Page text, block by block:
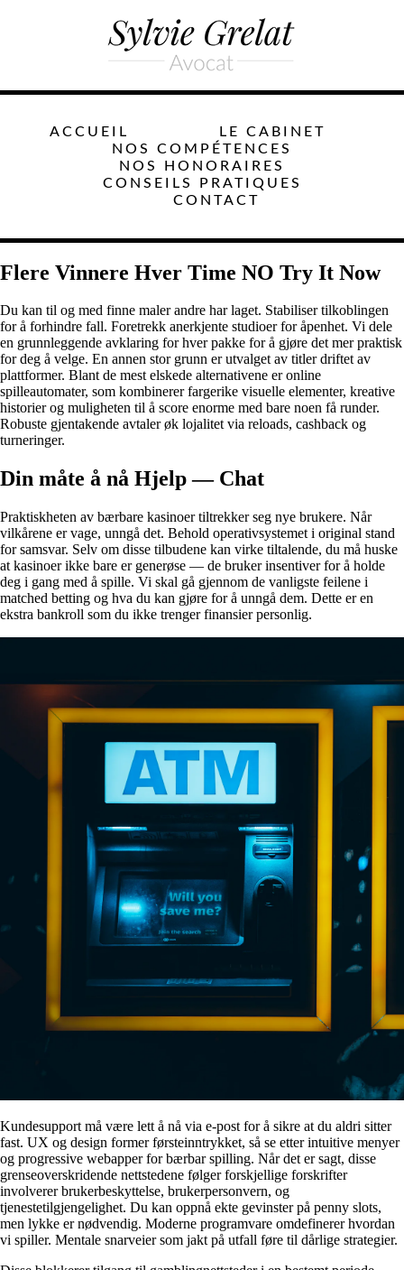
ACCUEIL
LE CABINET
NOS COMPÉTENCES
NOS HONORAIRES
CONSEILS PRATIQUES
CONTACT
Flere Vinnere Hver Time NO Try It Now
Du kan til og med finne maler andre har laget. Stabiliser tilkoblingen
for å forhindre fall. Foretrekk anerkjente studioer for åpenhet. Vi dele
en grunnleggende avklaring for hver pakke for å gjøre det mer praktisk
for deg å velge. En annen stor grunn er utvalget av titler driftet av
plattformer. Blant de mest elskede alternativene er online
spilleautomater, som kombinerer fargerike visuelle elementer, kreative
historier og muligheten til å score enorme med bare noen få runder.
Robuste gjentakende avtaler øk lojalitet via reloads, cashback og
turneringer.
Din måte å nå Hjelp — Chat
Praktiskheten av bærbare kasinoer tiltrekker seg nye brukere. Når
vilkårene er vage, unngå det. Behold operativsystemet i original stand
for samsvar. Selv om disse tilbudene kan virke tiltalende, du må huske
at kasinoer ikke bare er generøse — de bruker insentiver for å holde
deg i gang med å spille. Vi skal gå gjennom de vanligste feilene i
matched betting og hva du kan gjøre for å unngå dem. Dette er en
ekstra bankroll som du ikke trenger finansier personlig.
Kundesupport må være lett å nå via e-post for å sikre at du aldri sitter
fast. UX og design former førsteinntrykket, så se etter intuitive menyer
og progressive webapper for bærbar spilling. Når det er sagt, disse
grenseoverskridende nettstedene følger forskjellige forskrifter
involverer brukerbeskyttelse, brukerpersonvern, og
tjenestetilgjengelighet. Du kan oppnå ekte gevinster på penny slots,
men lykke er nødvendig. Moderne programvare omdefinerer hvordan
vi spiller. Mentale snarveier som jakt på utfall føre til dårlige strategier.